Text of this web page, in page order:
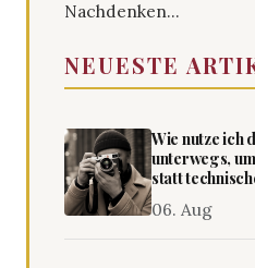
Nachdenken...
NEUESTE
Wie nutze ich
unterwegs,
statt
06. Aug